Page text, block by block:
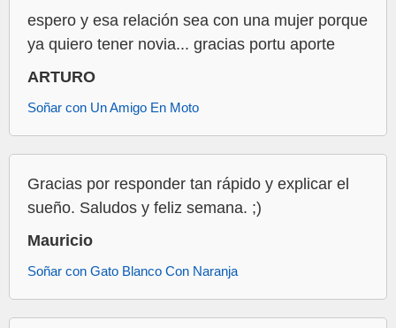
espero y esa relación sea con una mujer porque
ya quiero tener novia... gracias portu aporte
ARTURO
Soñar con Un Amigo En Moto
Gracias por responder tan rápido y explicar el
sueño. Saludos y feliz semana. ;)
Mauricio
Soñar con Gato Blanco Con Naranja